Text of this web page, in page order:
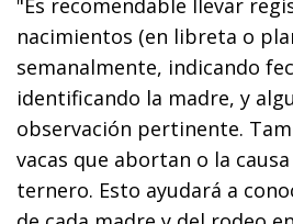
nacimientos (en libreta o
semanalmente, indicando
identificando la madre, y
observación pertinente.
vacas que abortan o la
ternero. Esto ayudará a